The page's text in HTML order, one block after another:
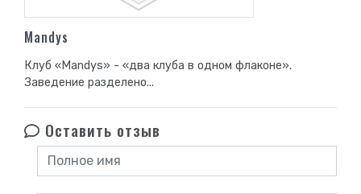
Mandys
Клуб «Mandys» - «два клуба в одном флаконе».
Заведение разделено...
Оставить отзыв